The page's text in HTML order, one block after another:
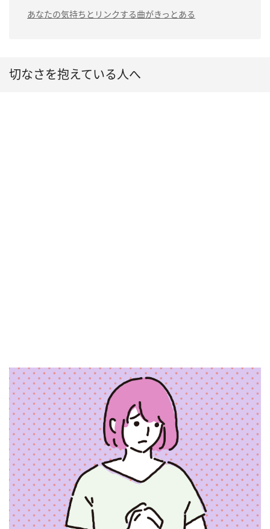
あなたの気持ちとリンクする曲がきっとある
切なさを抱えている人へ